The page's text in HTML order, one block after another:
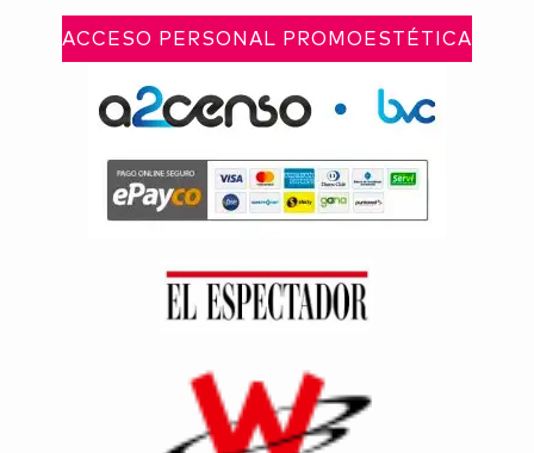
ACCESO PERSONAL PROMOESTÉTICA